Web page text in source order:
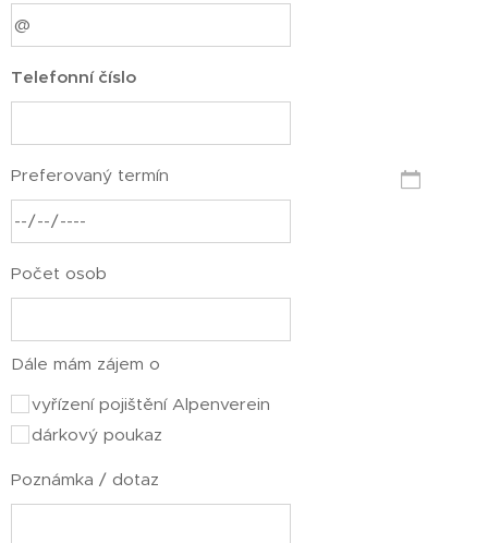
Telefonní číslo
Preferovaný termín
Počet osob
Dále mám zájem o
vyřízení pojištění Alpenverein
dárkový poukaz
Poznámka / dotaz